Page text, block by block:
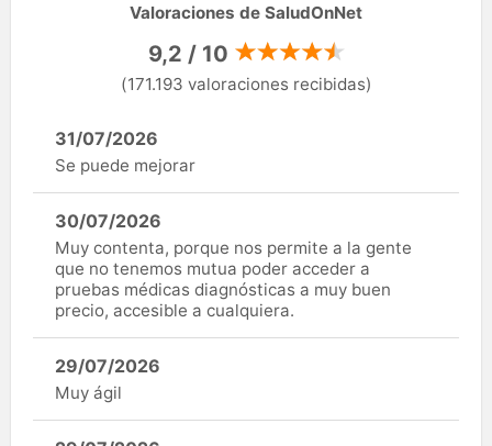
Valoraciones de SaludOnNet
9,2 / 10
(171.193 valoraciones recibidas)
31/07/2026
Se puede mejorar
30/07/2026
Muy contenta, porque nos permite a la gente
que no tenemos mutua poder acceder a
pruebas médicas diagnósticas a muy buen
precio, accesible a cualquiera.
29/07/2026
Muy ágil